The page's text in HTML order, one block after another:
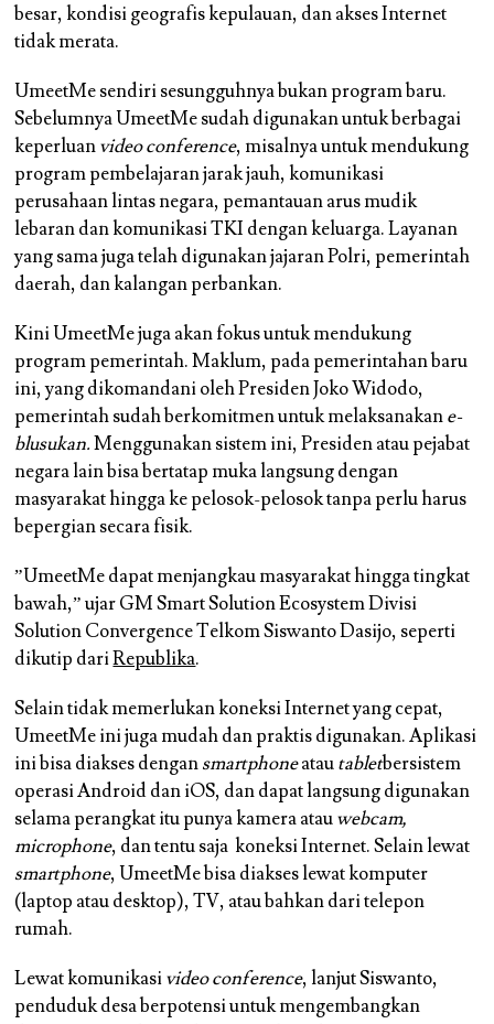
besar, kondisi geografis kepulauan, dan akses Internet
tidak merata.
UmeetMe sendiri sesungguhnya bukan program baru.
Sebelumnya UmeetMe sudah digunakan untuk berbagai
keperluanvideo conference, misalnya untuk mendukung
program pembelajaran jarak jauh, komunikasi
perusahaan lintas negara, pemantauan arus mudik
lebaran dan komunikasi TKI dengan keluarga. Layanan
yang sama juga telah digunakan jajaran Polri, pemerintah
daerah, dan kalangan perbankan.
Kini UmeetMe juga akan fokus untuk mendukung
program pemerintah. Maklum, pada pemerintahan baru
ini, yang dikomandani oleh Presiden Joko Widodo,
pemerintah sudah berkomitmen untuk melaksanakane-
blusukan.Menggunakan sistem ini, Presiden atau pejabat
negara lain bisa bertatap muka langsung dengan
masyarakat hingga ke pelosok-pelosok tanpa perlu harus
bepergian secara fisik.
”UmeetMe dapat menjangkau masyarakat hingga tingkat
bawah,” ujar GM Smart Solution Ecosystem Divisi
Solution Convergence Telkom Siswanto Dasijo, seperti
dikutip dariRepublika.
Selain tidak memerlukan koneksi Internet yang cepat,
UmeetMe ini juga mudah dan praktis digunakan. Aplikasi
ini bisa diakses dengansmartphoneatautabletbersistem
operasi Android dan iOS, dan dapat langsung digunakan
selama perangkat itu punya kamera atauwebcam,
microphone, dan tentu saja koneksi Internet. Selain lewat
smartphone, UmeetMe bisa diakses lewat komputer
(laptop atau desktop), TV, atau bahkan dari telepon
rumah.
Lewat komunikasivideo conference, lanjut Siswanto,
penduduk desa berpotensi untuk mengembangkan